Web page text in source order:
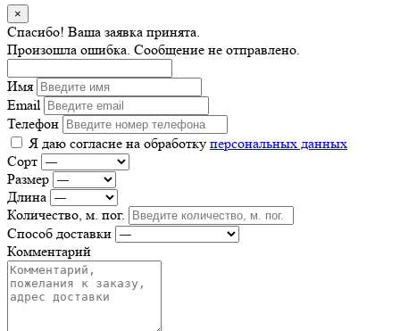
×
Спасибо! Ваша заявка принята.
Произошла ошибка. Сообщение не отправлено.
Имя
Email
Телефон
Я даю согласие на обработку персональных данных
Сорт
Размер
Длина
Количество, м. пог.
Способ доставки
Комментарий